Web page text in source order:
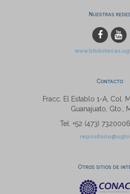
Nuestras
Contacto
Fracc. El Establo 1-A, Col.
Guanajuato, Gto.,
Tel: +52 (473)
Otros sitios de